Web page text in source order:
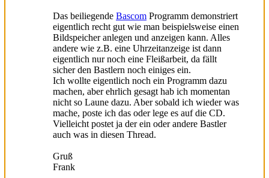
Das beiliegende Bascom Programm demonstriert
eigentlich recht gut wie man beispielsweise einen
Bildspeicher anlegen und anzeigen kann. Alles
andere wie z.B. eine Uhrzeitanzeige ist dann
eigentlich nur noch eine Fleißarbeit, da fällt
sicher den Bastlern noch einiges ein.
Ich wollte eigentlich noch ein Programm dazu
machen, aber ehrlich gesagt hab ich momentan
nicht so Laune dazu. Aber sobald ich wieder was
mache, poste ich das oder lege es auf die CD.
Vielleicht postet ja der ein oder andere Bastler
auch was in diesen Thread.
Gruß
Frank